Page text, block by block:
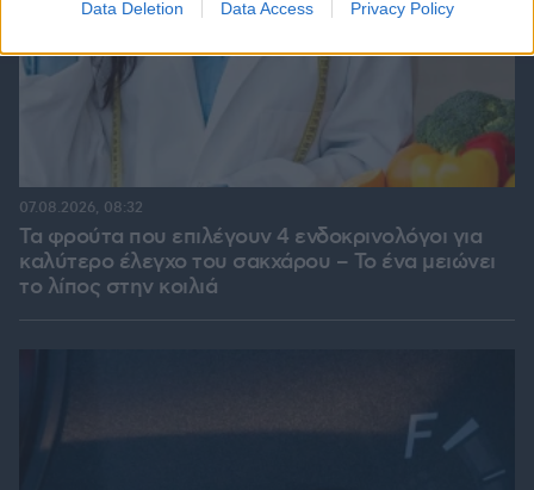
Data Deletion Data Access Privacy Policy
Τα φρούτα που επιλέγουν 4 ενδοκρινολόγοι για
καλύτερο έλεγχο του σακχάρου – Το ένα μειώνει
το λίπος στην κοιλιά
07.08.2026, 08:32